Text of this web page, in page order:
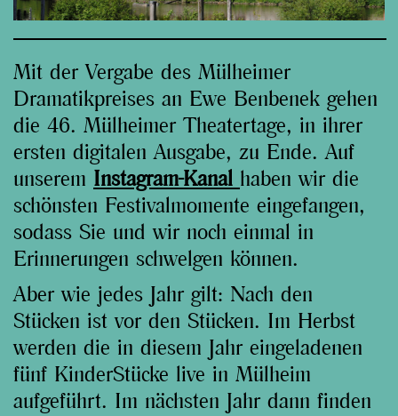
Mit der Vergabe des Mülheimer
Dramatikpreises an Ewe Benbenek gehen
die 46. Mülheimer Theatertage, in ihrer
ersten digitalen Ausgabe, zu Ende. Auf
unserem Instagram-Kanal haben wir die
schönsten Festivalmomente eingefangen,
sodass Sie und wir noch einmal in
Erinnerungen schwelgen können.
Aber wie jedes Jahr gilt: Nach den
Stücken ist vor den Stücken. Im Herbst
werden die in diesem Jahr eingeladenen
fünf KinderStücke live in Mülheim
aufgeführt. Im nächsten Jahr dann finden